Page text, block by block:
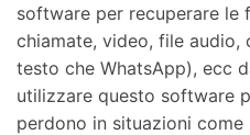
software per recuperare le
chiamate, video, file audio,
testo che WhatsApp), ecc
utilizzare questo software
perdono in situazioni